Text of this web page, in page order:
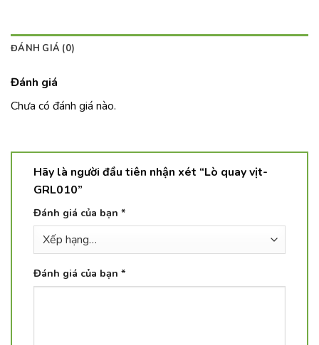
ĐÁNH GIÁ (0)
Đánh giá
Chưa có đánh giá nào.
Hãy là người đầu tiên nhận xét “Lò quay vịt-
GRL010”
Đánh giá của bạn *
Đánh giá của bạn *